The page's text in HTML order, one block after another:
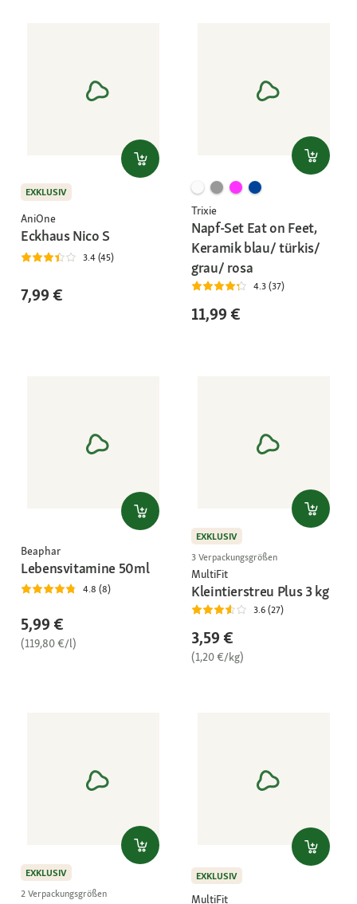
EXKLUSIV
AniOne
Eckhaus Nico S
3.4 (45)
7,99 €
Trixie
Napf-Set Eat on Feet,
Keramik blau/ türkis/
grau/ rosa
4.3 (37)
11,99 €
Beaphar
Lebensvitamine 50ml
4.8 (8)
5,99 €
(119,80 €/l)
EXKLUSIV
3 Verpackungsgrößen
MultiFit
Kleintierstreu Plus 3 kg
3.6 (27)
3,59 €
(1,20 €/kg)
EXKLUSIV
2 Verpackungsgrößen
EXKLUSIV
MultiFit